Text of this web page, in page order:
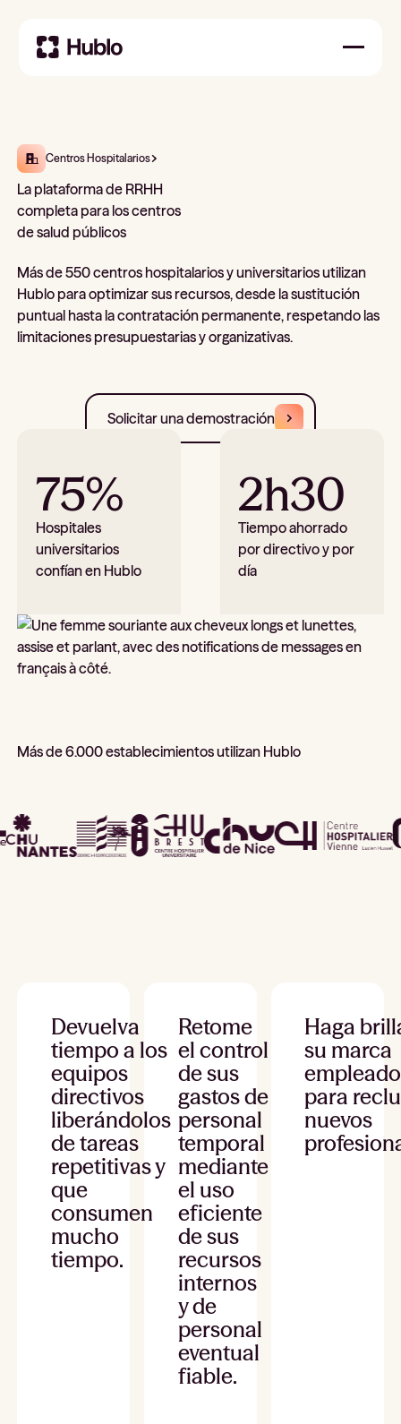
Centros Hospitalarios
La plataforma de RRHH
completa para los centros
de salud públicos
Más de 550 centros hospitalarios y universitarios utilizan
Hublo para optimizar sus recursos, desde la sustitución
puntual hasta la contratación permanente, respetando las
limitaciones presupuestarias y organizativas.
Solicitar una demostración
75%
Hospitales
universitarios
confían en Hublo
2h30
Tiempo ahorrado
por directivo y por
día
Más de 6.000 establecimientos utilizan Hublo
Devuelva
tiempo a los
equipos
directivos
liberándolos
de tareas
repetitivas y
que
consumen
mucho
tiempo.
Retome
el control
de sus
gastos de
personal
temporal
mediante
el uso
eficiente
de sus
recursos
internos
y de
personal
eventual
fiable.
Haga
su marca
para
nuevos